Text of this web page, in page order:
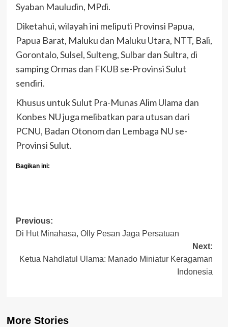
Syaban Mauludin, MPdi.
Diketahui, wilayah ini meliputi Provinsi Papua,
Papua Barat, Maluku dan Maluku Utara, NTT, Bali,
Gorontalo, Sulsel, Sulteng, Sulbar dan Sultra, di
samping Ormas dan FKUB se-Provinsi Sulut
sendiri.
Khusus untuk Sulut Pra-Munas Alim Ulama dan
Konbes NU juga melibatkan para utusan dari
PCNU, Badan Otonom dan Lembaga NU se-
Provinsi Sulut.
Bagikan ini:
Post
navigation
Previous:
Di Hut Minahasa, Olly Pesan Jaga Persatuan
Next:
Ketua Nahdlatul Ulama: Manado Miniatur Keragaman
Indonesia
More Stories